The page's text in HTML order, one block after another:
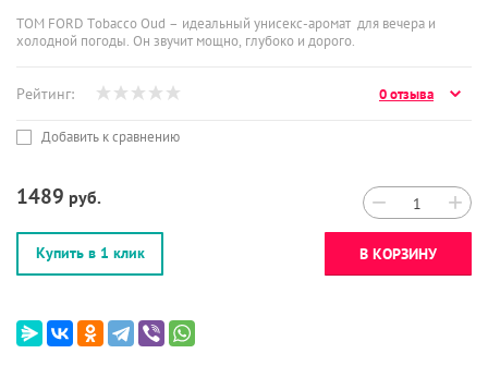
TOM FORD Tobacco Oud – идеальный унисекс-аромат для вечера и
холодной погоды. Он звучит мощно, глубоко и дорого.
Рейтинг: 0 отзыва
Добавить к сравнению
1489 руб. − +
Купить в 1 клик В КОРЗИНУ